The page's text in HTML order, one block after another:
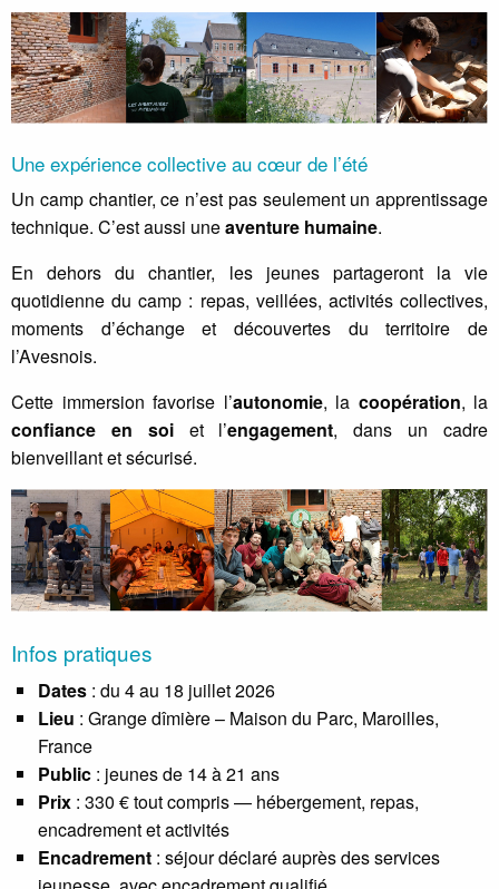
Une expérience collective au cœur de l’été
Un camp chantier, ce n’est pas seulement un apprentissage
technique. C’est aussi uneaventure humaine.
En dehors du chantier, les jeunes partageront la vie
quotidienne du camp : repas, veillées, activités collectives,
moments d’échange et découvertes du territoire de
l’Avesnois.
Cette immersion favorise l’autonomie, la coopération, la
confiance en soiet l’engagement, dans un cadre
bienveillant et sécurisé.
Infos pratiques
Dates : du 4 au 18 juillet 2026
Lieu : Grange dîmière – Maison du Parc, Maroilles,
France
Public : jeunes de 14 à 21 ans
Prix : 330 € tout compris — hébergement, repas,
encadrement et activités
Encadrement : séjour déclaré auprès des services